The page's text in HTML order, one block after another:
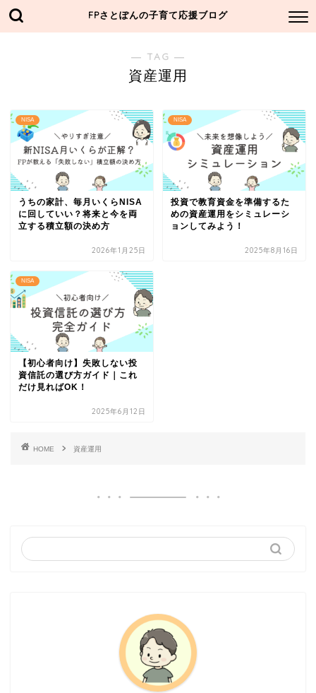
FPさとぽんの子育て応援ブログ
― TAG ―
資産運用
NISA
うちの家計、毎月いくらNISA
に回していい？将来と今を両
立する積立額の決め方
2026年1月25日
NISA
投資で教育資金を準備するた
めの資産運用をシミュレーシ
ョンしてみよう！
2025年8月16日
NISA
【初心者向け】失敗しない投
資信託の選び方ガイド｜これ
だけ見ればOK！
2025年6月12日
HOME 資産運用